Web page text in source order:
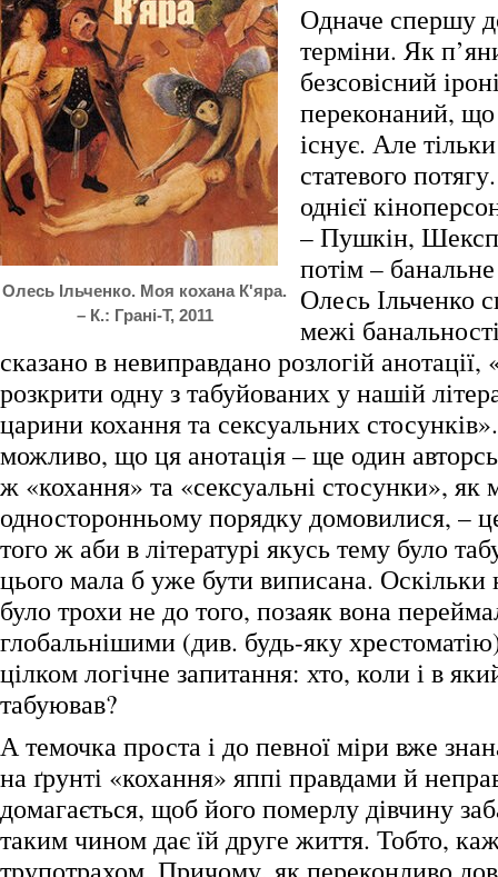
Олесь Ільченко. Моя кохана К'яра.
– К.: Грані-Т, 2011
Одначе спершу
терміни. Як
безсовісний
переконаний,
існує. Але
статевого
однієї
– Пушкін,
потім –
Олесь Ільченко
межі
сказано в невиправдано розлогій
розкрити одну з табуйованих у нашій
царини кохання та сексуальних
можливо, що ця анотація – ще один
ж «кохання» та «сексуальні стосунки», як
односторонньому порядку домовилися, –
того ж аби в літературі якусь тему було
цього мала б уже бути виписана. Оскільки
було трохи не до того, позаяк вона
глобальнішими (див. будь-яку
цілком логічне запитання: хто, коли і в
табуював?
А темочка проста і до певної міри вже
на ґрунті «кохання» яппі правдами й
домагається, щоб його померлу дівчину
таким чином дає їй друге життя. Тобто,